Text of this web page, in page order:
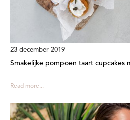
23 december 2019
Smakelijke pompoen taart cupcakes
Read more...